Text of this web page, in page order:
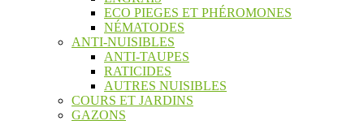
ECO PIEGES ET PHÉROMONES
NÉMATODES
ANTI-NUISIBLES
ANTI-TAUPES
RATICIDES
AUTRES NUISIBLES
COURS ET JARDINS
GAZONS